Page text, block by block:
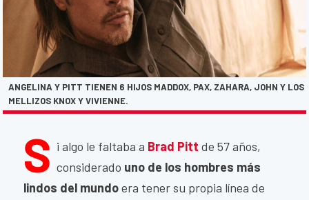
ANGELINA Y PITT TIENEN 6 HIJOS MADDOX, PAX, ZAHARA, JOHN Y LOS
MELLIZOS KNOX Y VIVIENNE.
S i algo le faltaba a Brad Pitt de 57 años,
considerado uno de los hombres más
lindos del mundoera tener su propia línea de